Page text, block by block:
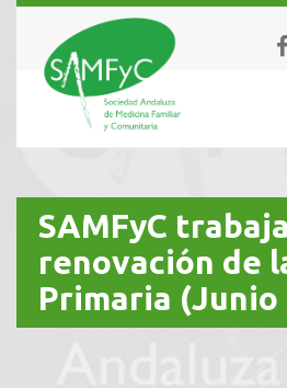
SAMFyC
renovación de
Primaria (Junio